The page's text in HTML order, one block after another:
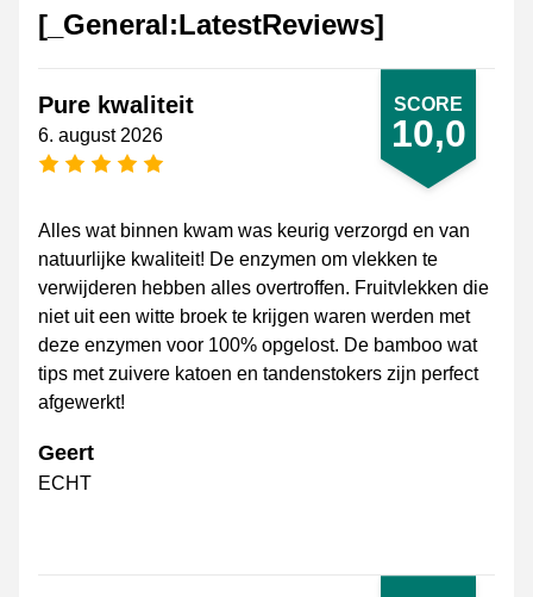
[_General:LatestReviews]
SCORE
10,0
Pure kwaliteit
6. august 2026
[_General:NumberOfStarsPluralFormat]
Alles wat binnen kwam was keurig verzorgd en van
natuurlijke kwaliteit! De enzymen om vlekken te
verwijderen hebben alles overtroffen. Fruitvlekken die
niet uit een witte broek te krijgen waren werden met
deze enzymen voor 100% opgelost. De bamboo wat
tips met zuivere katoen en tandenstokers zijn perfect
afgewerkt!
Geert
ECHT